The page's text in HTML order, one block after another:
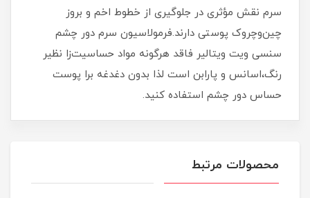
سرم نقش مؤثری در جلوگیری از خطوط اخم و بروز
چین‌وچروک پوستی دارند.فرمولاسیون سرم دور چشم
سنسى ویت ویتالیر فاقد هرگونه مواد حساسیت‌زا نظیر
رنگ،اسانس و پارابن است لذا بدون دغدغه برا پوست
حساس دور چشم استفاده کنید.
محصولات مرتبط